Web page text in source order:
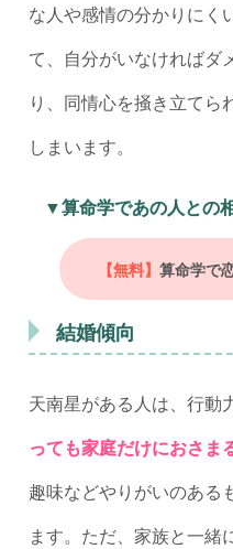
な人や感情の分かりにく
て、自分がいなければダ
り、同情心を掻き立てら
しまいます。
▼算命学であの人との
【無料】 算命学で
結婚傾向
天南星がある人は、行動
っても家庭だけにおさま
趣味などやりがいのある
ます。ただ、家族と一緒